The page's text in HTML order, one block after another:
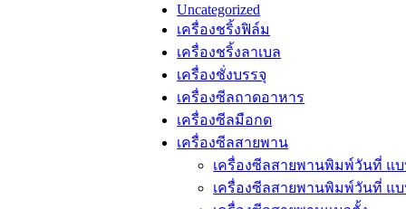
Uncategorized
เครื่องชริ้งฟิล์ม
เครื่องชริ้งลาเบล
เครื่องชั่งบรรจุ
เครื่องซีลถาดอาหาร
เครื่องซีลมือกด
เครื่องซีลสายพาน
เครื่องซีลสายพานพิมพ์วันที่ แ
เครื่องซีลสายพานพิมพ์วันที่ แ